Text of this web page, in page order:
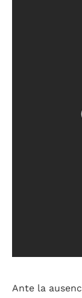
Ante la